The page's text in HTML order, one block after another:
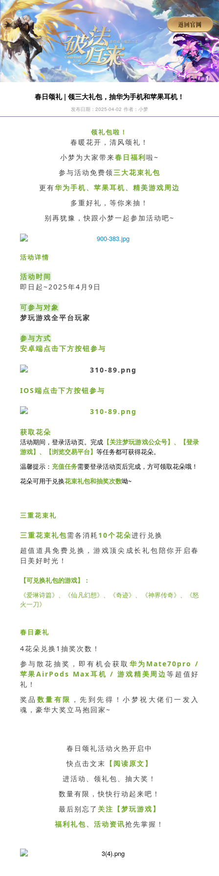
春日颂礼 | 领三大礼包，抽华为手机和苹果耳机！
发布日期：2025-04-02 作者：小梦
领礼包啦！
春暖花开，清风颂礼！
小梦为大家带来春日福利啦~
参与活动免费领三大花束礼包
更有华为手机、苹果耳机、精美游戏周边
多重好礼，等你来抽！
别再犹豫，快跟小梦一起参加活动吧~
活动详情
活动时间
即日起~2025年4月9日
可参与对象
梦玩游戏全平台玩家
参与方式
安卓端点击下方按钮参与
IOS端 点击下方按钮参与
获取花朵
活动期间，登录活动页。完成【关注梦玩游戏公众号】、【登录
游戏】、【浏览交易平台】 等任务都可获得花朵。
温馨提示： 充值任务需要登录活动页后完成，方可领取花朵哦！
花朵可用于兑换花束礼包和抽奖次数呦~
三重花束礼
三重花束礼包需各消耗10个花朵进行兑换
超值道具免费兑换，游戏顶尖成长礼包陪你开启春
日美好时光！
【可兑换礼包的游戏】：
《爱琳诗篇》、《仙凡幻想》、《奇迹》、《神界传奇》、《怒
火一刀》
春日豪礼
4花朵兑换1抽奖次数！
参与散花抽奖，即有机会获取 华为Mate70pro /
苹果AirPods Max耳机 / 游戏精美周边 等超值好
礼！
奖品 数量有限 ，先到先得！小梦祝大佬们一发入
魂，豪华大奖立马抱回家~
春日颂礼活动火热开启中
快点击文末
【阅读原文】
进活动、领礼包、抽大奖！
数量有限，快快行动起来吧！
最后别忘了 关注【梦玩游戏】
福利礼包、活动资讯抢先掌握！